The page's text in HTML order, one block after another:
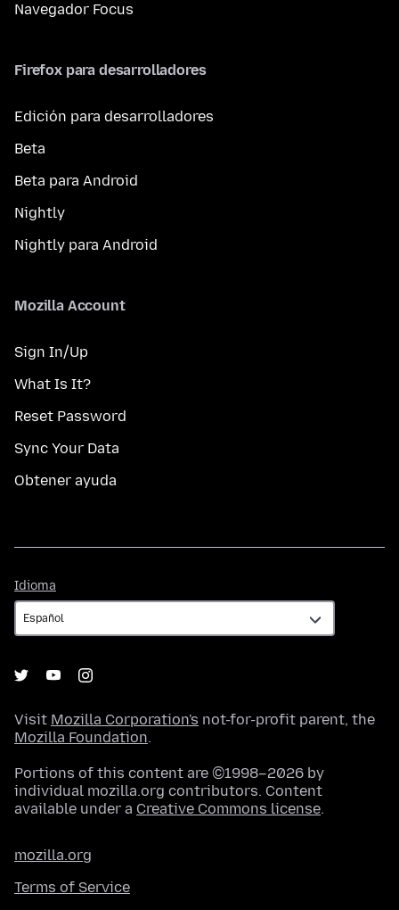
Navegador Focus
Firefox para desarrolladores
Edición para desarrolladores
Beta
Beta para Android
Nightly
Nightly para Android
Mozilla Account
Sign In/Up
What Is It?
Reset Password
Sync Your Data
Obtener ayuda
Idioma
Visit Mozilla Corporation's not-for-profit parent, the
Mozilla Foundation.
Portions of this content are ©1998–2026 by
individual mozilla.org contributors. Content
available under a Creative Commons license.
mozilla.org
Terms of Service